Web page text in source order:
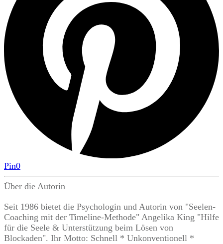
Pin0
Über die Autorin
Seit 1986 bietet die Psychologin und Autorin von "Seelen-
Coaching mit der Timeline-Methode" Angelika King "Hilfe
für die Seele & Unterstützung beim Lösen von
Blockaden". Ihr Motto: Schnell * Unkonventionell *